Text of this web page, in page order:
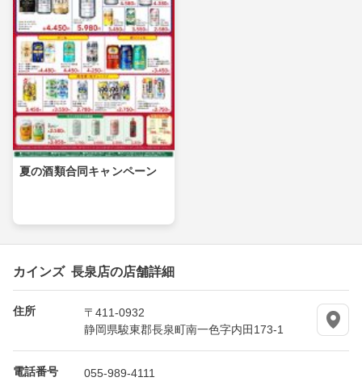
夏の酒類合同キャンペーン
カインズ 長泉店の店舗詳細
住所
〒411-0932
静岡県駿東郡長泉町南一色字内田173-1
電話番号 055-989-4111